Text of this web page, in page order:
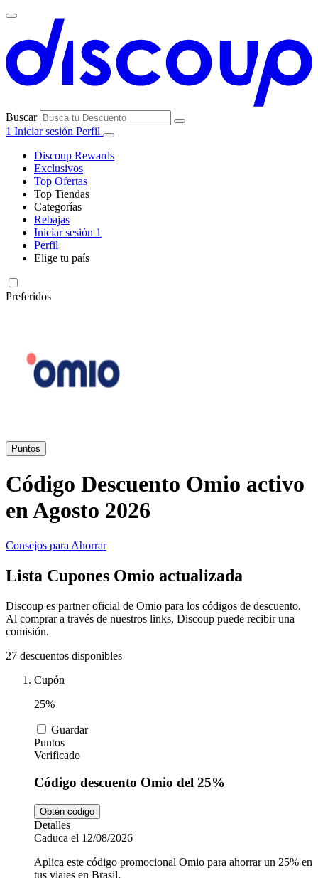
Buscar
1 Iniciar sesión Perfil
Discoup Rewards
Exclusivos
Top Ofertas
Top Tiendas
AliExpress
Amazon
Booking.com
Temu
Nike
adidas
Vueling
Categorías
Electrónica e
Vacaciones y
Transporte
Perfumes
Farmacia
Animales
Rebajas
Iniciar sesión 1
Perfil
Elige tu país
Preferidos
Puntos
Código Descuento Omio activo
en Agosto 2026
Consejos para Ahorrar
Lista Cupones Omio actualizada
Discoup es partner oficial de Omio para los códigos de descuento.
Al comprar a través de nuestros links, Discoup puede recibir una
comisión.
27 descuentos disponibles
Cupón
25%
Guardar
Puntos
Verificado
Código descuento Omio del 25%
Obtén código
Detalles
Caduca el 12/08/2026
Aplica este código promocional Omio para ahorrar un 25% en
tus viajes en Brasil.